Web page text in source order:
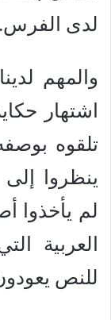
لدى الفرس.
والمهم
اشتهار
تلقوه
ينظروا
لم يأخذوا
العربية
للنص